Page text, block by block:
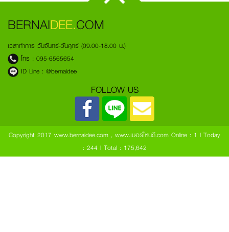
BERNAIDEE.COM
เวลาทำการ วันจันทร์-วันศุกร์ (09.00-18.00 น.)
โทร : 095-6565654
ID Line : @bernaidee
FOLLOW US
Copyright 2017 www.bernaidee.com , www.เบอร์ไหนดี.com Online : 1 l Today
: 244 l Total : 175,642